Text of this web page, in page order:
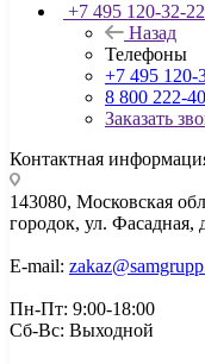
+7 495 120-32-22
Назад
Телефоны
+7 495 120-
8 800 222-
Заказать
Контактная
143080, Mосковская
городок, ул. Фасадная,
E-mail:
Пн-Пт: 9:00-18:00
Сб-Вс: Выходной